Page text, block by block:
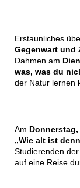
Erstaunliches
Gegenwart und
Dahmen am
was, was du
der Natur lernen
Am
„Wie alt ist
Studierenden
auf eine Reise